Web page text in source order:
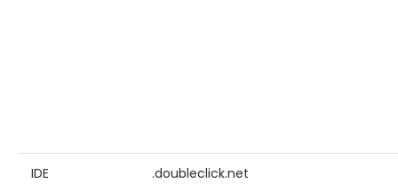
IDE .doubleclick.net